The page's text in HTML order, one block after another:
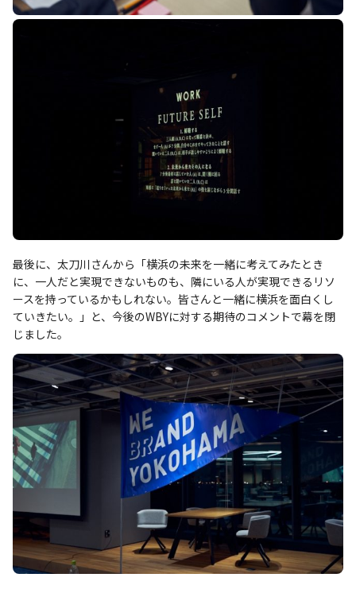
最後に、太刀川さんから「横浜の未来を一緒に考えてみたとき
に、一人だと実現できないものも、隣にいる人が実現できるリソ
ースを持っているかもしれない。皆さんと一緒に横浜を面白くし
ていきたい。」と、今後のWBYに対する期待のコメントで幕を閉
じました。